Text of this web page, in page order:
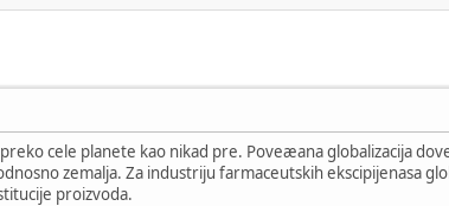
cele planete kao nikad pre. Poveæana globalizacija
zemalja. Za industriju farmaceutskih ekscipijenasa
proizvoda.